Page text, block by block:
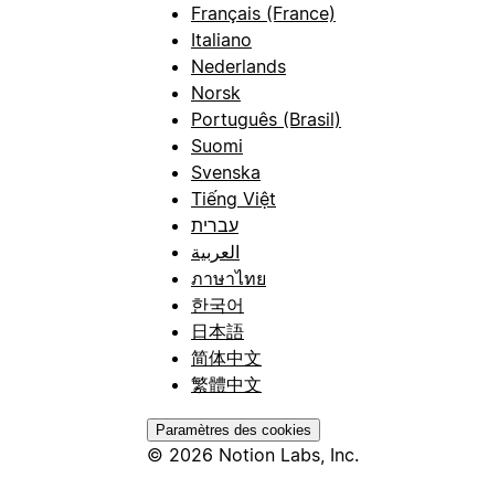
Français (France)
Italiano
Nederlands
Norsk
Português (Brasil)
Suomi
Svenska
Tiếng Việt
עברית
العربية
ภาษาไทย
한국어
日本語
简体中文
繁體中文
Paramètres des cookies
© 2026 Notion Labs, Inc.